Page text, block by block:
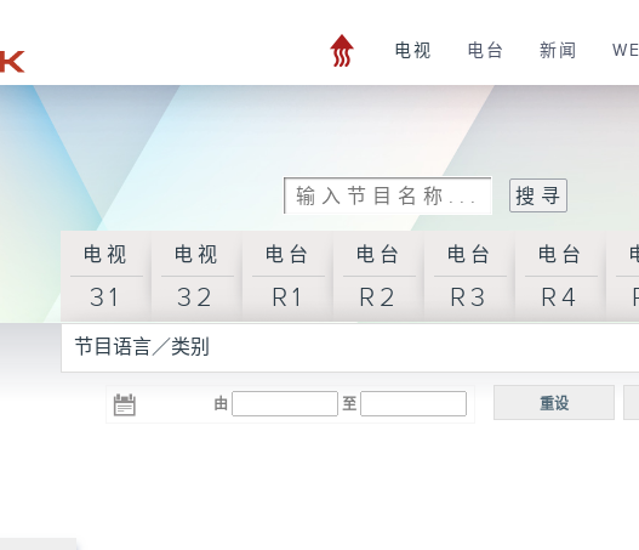
电视 电台 新闻
电视
31
电视
32
电台
R1
电台
R2
电台
R3
电台
R4
节目语言／类别
由 至 重设